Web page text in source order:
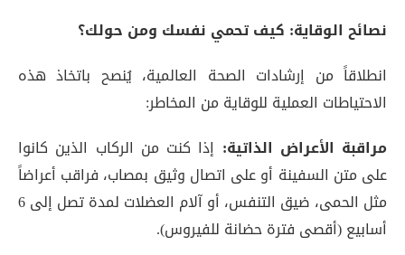
نصائح الوقاية: كيف تحمي نفسك ومن حولك؟
انطلاقاً من إرشادات الصحة العالمية، يُنصح باتخاذ هذه
الاحتياطات العملية للوقاية من المخاطر:
مراقبة الأعراض الذاتية: إذا كنت من الركاب الذين كانوا
على متن السفينة أو على اتصال وثيق بمصاب، فراقب أعراضاً
مثل الحمى، ضيق التنفس، أو آلام العضلات لمدة تصل إلى 6
أسابيع (أقصى فترة حضانة للفيروس).